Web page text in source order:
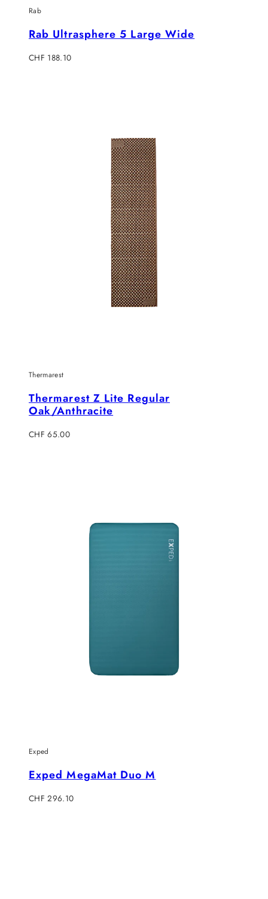
Rab
Rab Ultrasphere 5 Large Wide
Verkaufspreis
CHF 188.10
Thermarest
Thermarest Z Lite Regular
Oak/Anthracite
Regulärer
CHF 65.00
Exped
Exped MegaMat Duo M
Verkaufspreis
CHF 296.10